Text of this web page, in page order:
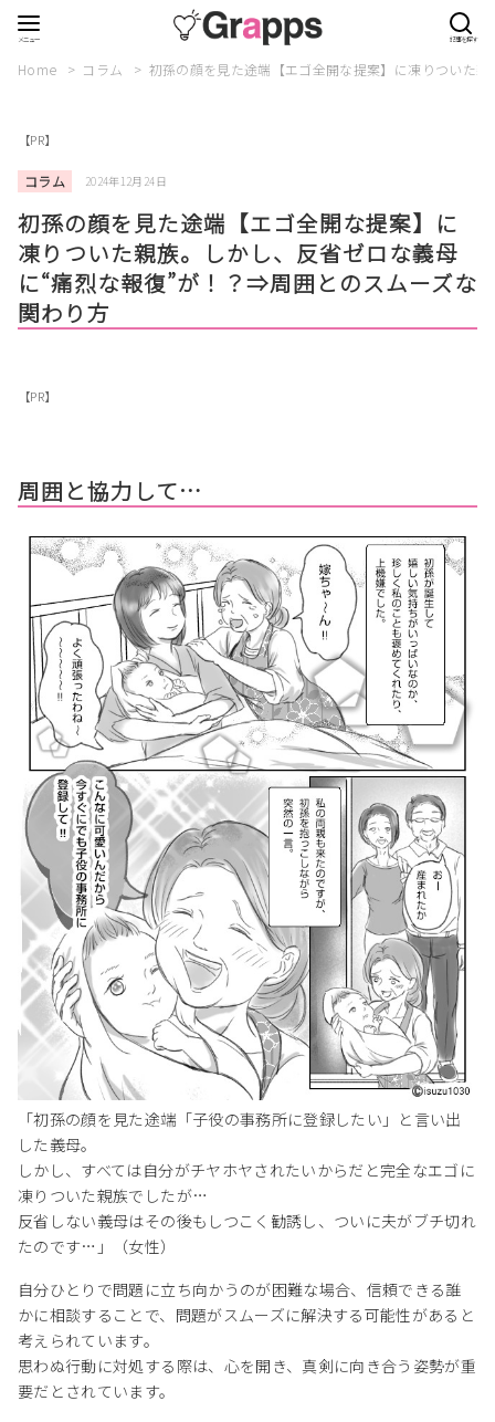
Home コラム 初孫の顔を見た途端【エゴ全開な提案】に凍りついた
【PR】
コラム 2024年12月24日
初孫の顔を見た途端【エゴ全開な提案】に
凍りついた親族。しかし、反省ゼロな義母
に“痛烈な報復”が！？⇒周囲とのスムーズな
関わり方
【PR】
周囲と協力して…
「初孫の顔を見た途端「子役の事務所に登録したい」と言い出
した義母。
しかし、すべては自分がチヤホヤされたいからだと完全なエゴに
凍りついた親族でしたが…
反省しない義母はその後もしつこく勧誘し、ついに夫がブチ切れ
たのです…」（女性）
自分ひとりで問題に立ち向かうのが困難な場合、信頼できる誰
かに相談することで、問題がスムーズに解決する可能性があると
考えられています。
思わぬ行動に対処する際は、心を開き、真剣に向き合う姿勢が重
要だとされています。